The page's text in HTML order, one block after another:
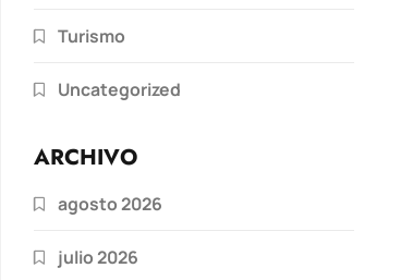
Turismo
Uncategorized
ARCHIVO
agosto 2026
julio 2026